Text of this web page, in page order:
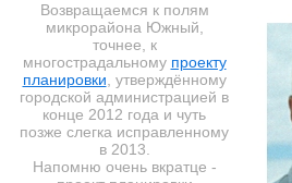
Возвращаемся к полям
микрорайона Южный,
точнее, к
многострадальному проекту
планировки , утверждённому
городской администрацией в
конце 2012 года и чуть
позже слегка исправленному
в 2013.
Напомню очень вкратце -